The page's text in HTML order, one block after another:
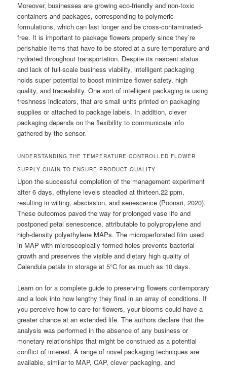
Moreover, businesses are growing eco-friendly and non-toxic
containers and packages, corresponding to polymeric
formulations, which can last longer and be cross-contaminated-
free. It is important to package flowers properly since they’re
perishable items that have to be stored at a sure temperature and
hydrated throughout transportation. Despite its nascent status
and lack of full-scale business viability, intelligent packaging
holds super potential to boost minimize flower safety, high
quality, and traceability. One sort of intelligent packaging is using
freshness indicators, that are small units printed on packaging
supplies or attached to package labels. In addition, clever
packaging depends on the flexibility to communicate info
gathered by the sensor.
UNDERSTANDING THE TEMPERATURE-CONTROLLED FLOWER
SUPPLY CHAIN TO ENSURE PRODUCT QUALITY
Upon the successful completion of the management experiment
after 6 days, ethylene levels steadied at thirteen.22 ppm,
resulting in wilting, abscission, and senescence (Poonsri, 2020).
These outcomes paved the way for prolonged vase life and
postponed petal senescence, attributable to polypropylene and
high-density polyethylene MAPs. The microperforated film used
in MAP with microscopically formed holes prevents bacterial
growth and preserves the visible and dietary high quality of
Calendula petals in storage at 5°C for as much as 10 days.
Learn on for a complete guide to preserving flowers contemporary
and a look into how lengthy they final in an array of conditions. If
you perceive how to care for flowers, your blooms could have a
greater chance at an extended life. The authors declare that the
analysis was performed in the absence of any business or
monetary relationships that might be construed as a potential
conflict of interest. A range of novel packaging techniques are
available, similar to MAP, CAP, clever packaging, and